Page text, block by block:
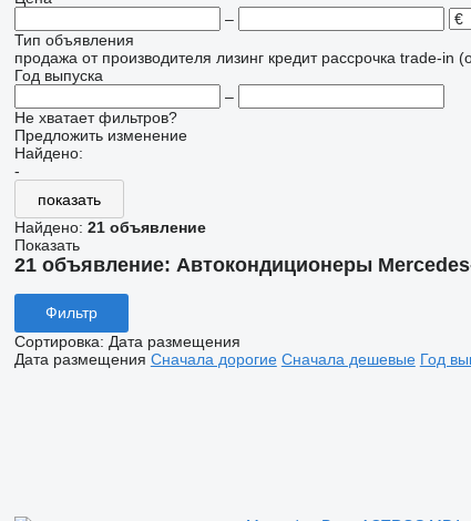
–
Тип объявления
продажа от производителя лизинг кредит рассрочка trade-in
Год выпуска
–
Не хватает фильтров?
Предложить изменение
Найдено:
-
показать
Найдено: 21 объявление
Показать
21 объявление: Автокондиционеры
Фильтр
Сортировка: Дата размещения
Дата размещения Сначала дорогие Сначала дешевые Год